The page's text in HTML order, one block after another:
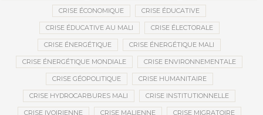
CRISE ÉCONOMIQUE CRISE ÉDUCATIVE
CRISE ÉDUCATIVE AU MALI CRISE ÉLECTORALE
CRISE ÉNERGÉTIQUE CRISE ÉNERGÉTIQUE MALI
CRISE ÉNERGÉTIQUE MONDIALE CRISE ENVIRONNEMENTALE
CRISE GÉOPOLITIQUE CRISE HUMANITAIRE
CRISE HYDROCARBURES MALI CRISE INSTITUTIONNELLE
CRISE IVOIRIENNE CRISE MALIENNE CRISE MIGRATOIRE